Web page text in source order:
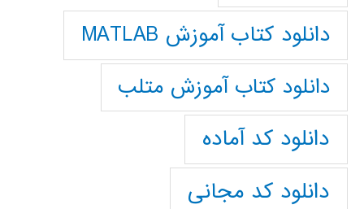
دانلود کتاب آموزش MATLAB
دانلود کتاب آموزش متلب
دانلود کد آماده
دانلود کد مجانی